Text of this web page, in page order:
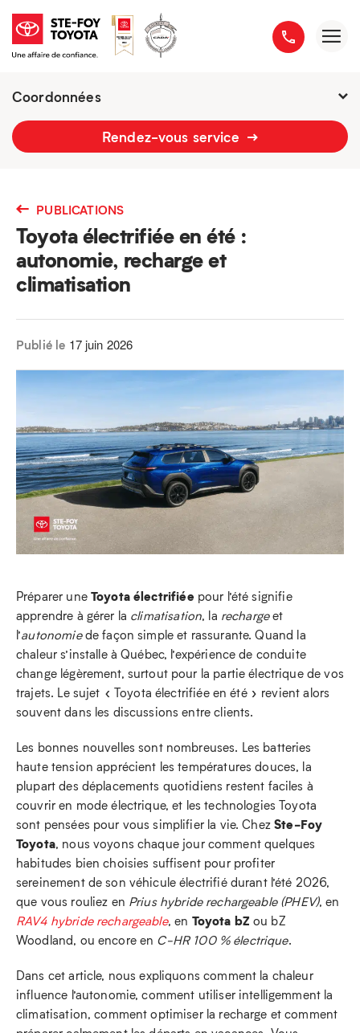
Coordonnées
2777 boulevard du Versant-Nord
Rendez-vous service
PUBLICATIONS
Toyota électrifiée en été :
autonomie, recharge et
climatisation
Publié le 17 juin 2026
Préparer une Toyota électrifiée pour l’été signifie
apprendre à gérer la climatisation, la rechargeet
l’autonomiede façon simple et rassurante. Quand la
chaleur s’installe à Québec, l’expérience de conduite
change légèrement, surtout pour la partie électrique de vos
trajets. Le sujet « Toyota électrifiée en été » revient alors
souvent dans les discussions entre clients.
Les bonnes nouvelles sont nombreuses. Les batteries
haute tension apprécient les températures douces, la
plupart des déplacements quotidiens restent faciles à
couvrir en mode électrique, et les technologies Toyota
sont pensées pour vous simplifier la vie. ChezSte‑Foy
Toyota, nous voyons chaque jour comment quelques
habitudes bien choisies suffisent pour profiter
sereinement de son véhicule électrifié durant l’été 2026,
que vous rouliez en Prius hybride rechargeable (PHEV), en
RAV4 hybride rechargeable, en Toyota bZ ou bZ
Woodland, ou encore en C‑HR 100 % électrique.
Dans cet article, nous expliquons comment la chaleur
influence l’autonomie, comment utiliser intelligemment la
climatisation, comment optimiser la recharge et comment